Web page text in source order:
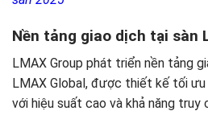
Nền tảng giao dịch tại sàn
LMAX Group phát triển nền tảng
LMAX Global, được thiết kế tối
với hiệu suất cao và khả năng